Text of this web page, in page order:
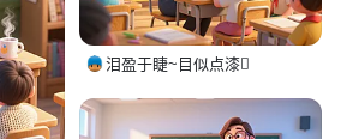
泪盈于睫~目似点漆